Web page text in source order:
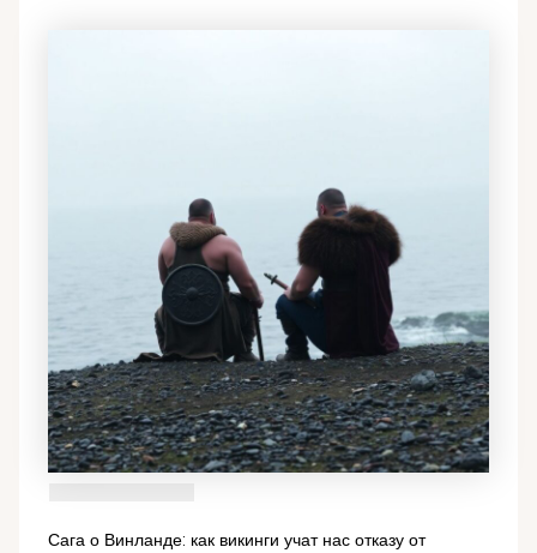
Сага о Винланде: как викинги учат нас отказу от